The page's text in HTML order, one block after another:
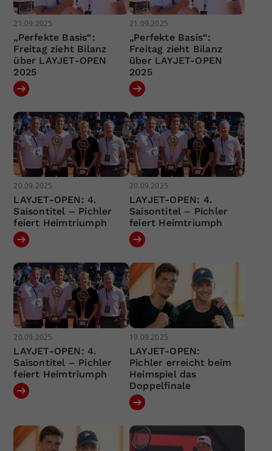
21.09.2025
„Perfekte Basis“:
Freitag zieht Bilanz
über LAYJET-OPEN
2025
21.09.2025
„Perfekte Basis“:
Freitag zieht Bilanz
über LAYJET-OPEN
2025
20.09.2025
LAYJET-OPEN: 4.
Saisontitel – Pichler
feiert Heimtriumph
20.09.2025
LAYJET-OPEN: 4.
Saisontitel – Pichler
feiert Heimtriumph
20.09.2025
LAYJET-OPEN: 4.
Saisontitel – Pichler
feiert Heimtriumph
19.09.2025
LAYJET-OPEN:
Pichler erreicht beim
Heimspiel das
Doppelfinale